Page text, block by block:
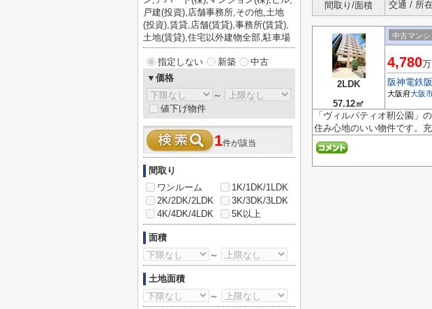
間取り/面積
交通 / 所
2LDK
57.12㎡
中古マンシ
4,780
阪神電鉄
大阪府大阪
「ヴィルパティオ靭公園」
住み心地のいい物件です。
戸建(投資),店舗事務所,その他,土地
(投資),賃貸,店舗(賃貸),事務所(賃貸),
土地(賃貸),住宅以外建物全部,駐車場
指定しない 新築
中古
▼価格
～
値下げ物件
1件が該当
間取り
ワンルーム
1K/1DK/1LDK
2K/2DK/2LDK
3K/3DK/3LDK
4K/4DK/4LDK
5K以上
面積
～
土地面積
～